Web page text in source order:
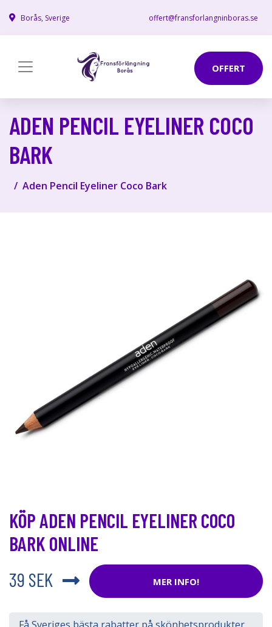
Borås, Sverige offert@fransforlangninboras.se
OFFERT
ADEN PENCIL EYELINER COCO
BARK
Aden Pencil Eyeliner Coco Bark
KÖP ADEN PENCIL EYELINER COCO
BARK ONLINE
39 SEK
MER INFO!